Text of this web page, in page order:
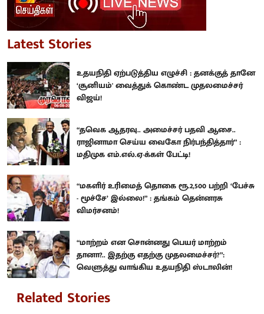
Latest Stories
உதயநிதி ஏற்படுத்திய எழுச்சி : தனக்குத் தானே
‘சூனியம்' வைத்துக் கொண்ட முதலமைச்சர்
விஜய்!
“தவெக ஆதரவு.. அமைச்சர் பதவி ஆசை..
ராஜினாமா செய்ய வைகோ நிர்பந்தித்தார்” :
மதிமுக எம்.எல்.ஏ-க்கள் பேட்டி!
“மகளிர் உரிமைத் தொகை ரூ.2,500 பற்றி ‘பேச்சு
- மூச்சே’ இல்லை!” : தங்கம் தென்னரசு
விமர்சனம்!
“மாற்றம் என சொன்னது பெயர் மாற்றம்
தானா?.. இதற்கு எதற்கு முதலமைச்சர்?”:
வெளுத்து வாங்கிய உதயநிதி ஸ்டாலின்!
Related Stories